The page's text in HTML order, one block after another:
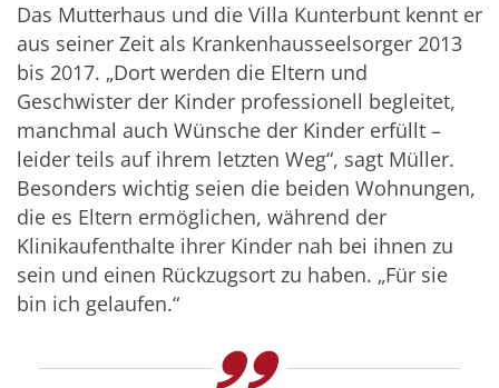
Das Mutterhaus und die Villa Kunterbunt kennt er
aus seiner Zeit als Krankenhausseelsorger 2013
bis 2017. „Dort werden die Eltern und
Geschwister der Kinder professionell begleitet,
manchmal auch Wünsche der Kinder erfüllt –
leider teils auf ihrem letzten Weg“, sagt Müller.
Besonders wichtig seien die beiden Wohnungen,
die es Eltern ermöglichen, während der
Klinikaufenthalte ihrer Kinder nah bei ihnen zu
sein und einen Rückzugsort zu haben. „Für sie
bin ich gelaufen.“